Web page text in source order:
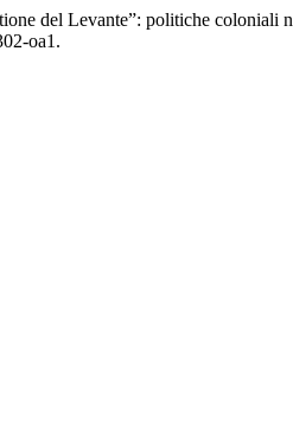
del Levante”: politiche coloniali
oa1.